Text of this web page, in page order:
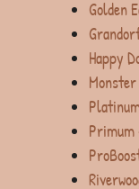
Golden
Happy